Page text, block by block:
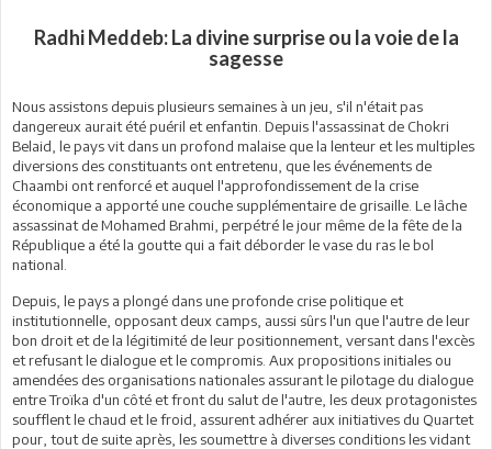
Radhi Meddeb: La divine surprise ou la voie de la
sagesse
Nous assistons depuis plusieurs semaines à un jeu, s'il n'était pas
dangereux aurait été puéril et enfantin. Depuis l'assassinat de Chokri
Belaid, le pays vit dans un profond malaise que la lenteur et les multiples
diversions des constituants ont entretenu, que les événements de
Chaambi ont renforcé et auquel l'approfondissement de la crise
économique a apporté une couche supplémentaire de grisaille. Le lâche
assassinat de Mohamed Brahmi, perpétré le jour même de la fête de la
République a été la goutte qui a fait déborder le vase du ras le bol
national.
Depuis, le pays a plongé dans une profonde crise politique et
institutionnelle, opposant deux camps, aussi sûrs l'un que l'autre de leur
bon droit et de la légitimité de leur positionnement, versant dans l'excès
et refusant le dialogue et le compromis. Aux propositions initiales ou
amendées des organisations nationales assurant le pilotage du dialogue
entre Troïka d'un côté et front du salut de l'autre, les deux protagonistes
soufflent le chaud et le froid, assurent adhérer aux initiatives du Quartet
pour, tout de suite après, les soumettre à diverses conditions les vidant